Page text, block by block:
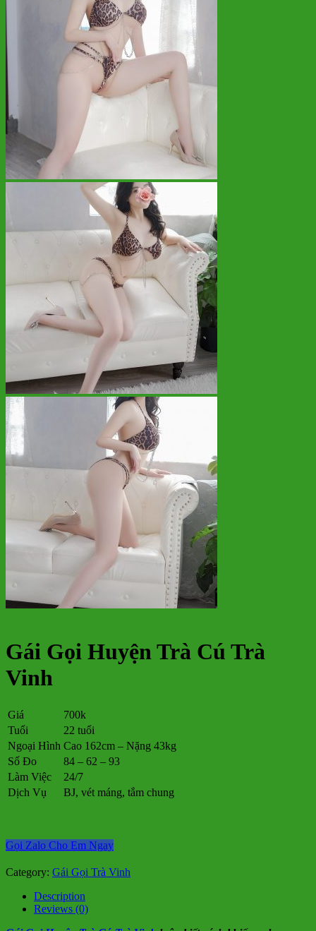
Gái Gọi Huyện Trà Cú Trà
Vinh
Giá
700k
Tuổi
22 tuổi
Ngoại Hình Cao 162cm – Nặng 43kg
Số Đo
84 – 62 – 93
Làm Việc
24/7
Dịch Vụ
BJ, vét máng, tắm chung
Gọi Zalo Cho Em Ngay
Category: Gái Gọi Trà Vinh
Description
Reviews (0)